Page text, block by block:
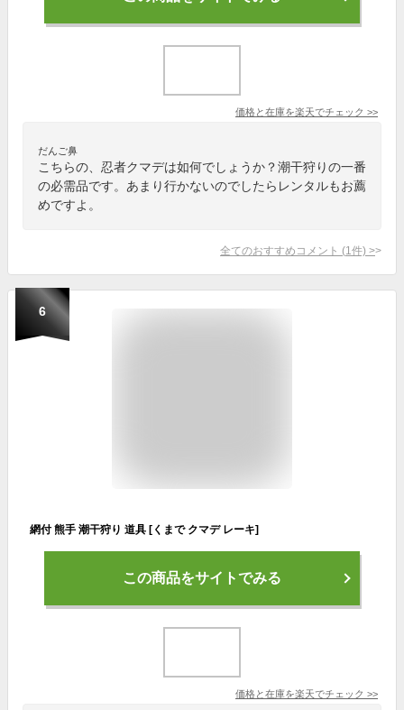
価格と在庫を楽天でチェック >>
だんご鼻
こちらの、忍者クマデは如何でしょうか？潮干狩りの一番
の必需品です。あまり行かないのでしたらレンタルもお薦
めですよ。
全てのおすすめコメント (1 件) >
6
網付 熊手 潮干狩り 道具 [くまで クマデ レーキ]
この商品をサイトでみる
価格と在庫を楽天でチェック >>